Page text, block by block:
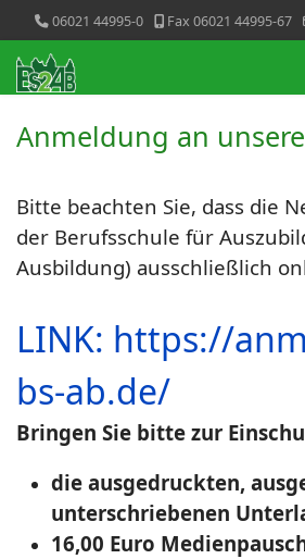
06021 44995-0 Fax 06021 44995-67
Anmeldung an
Bitte beachten Sie, dass die
der Berufsschule für
Ausbildung) ausschließlich
LINK: https://
bs-ab.de/
Bringen Sie bitte zur
die ausgedruckten,
unterschriebenen
16,00 Euro